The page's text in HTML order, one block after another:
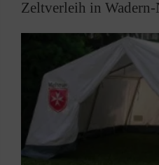
Zeltverleih in